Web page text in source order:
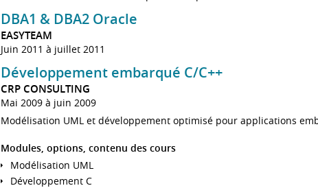
DBA1 & DBA2 Oracle
EASYTEAM
Juin 2011 à juillet 2011
Développement embarqué C/C++
CRP CONSULTING
Mai 2009 à juin 2009
Modélisation UML et développement optimisé pour applications
Modules, options, contenu des cours
Modélisation UML
Développement C